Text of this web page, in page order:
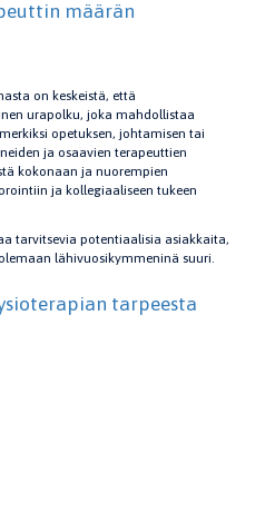
määrän
on keskeistä, että
urapolku, joka mahdollistaa
opetuksen, johtamisen tai
ja osaavien terapeuttien
kokonaan ja nuorempien
ja kollegiaaliseen tukeen
tarvitsevia potentiaalisia asiakkaita,
lähivuosikymmeninä suuri.
tarpeesta